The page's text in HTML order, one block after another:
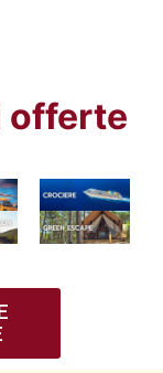
offerte